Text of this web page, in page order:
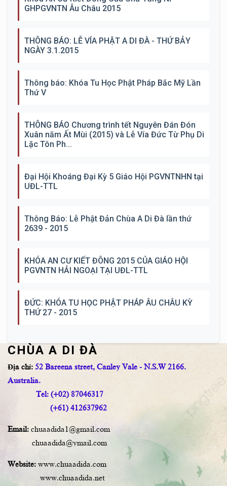
GHPGVNTN Âu Châu 2015
THÔNG BÁO: LỄ VÍA PHẬT A DI ĐÀ - THỨ BẢY
NGÀY 3.1.2015
Thông báo: Khóa Tu Học Phật Pháp Bắc Mỹ Lần
Thứ V
THÔNG BÁO Chương trình tết Nguyên Đán Đón
Xuân năm Ất Mùi (2015) và Lễ Vía Đức Từ Phụ Di
Lặc Tôn Ph...
Đại Hội Khoáng Đại Kỳ 5 Giáo Hội PGVNTNHN tại
UĐL-TTL
Thông Báo: Lễ Phật Đản Chùa A Di Đà lần thứ
2639 - 2015
KHÓA AN CƯ KIẾT ĐÔNG 2015 CỦA GIÁO HỘI
PGVNTN HẢI NGOẠI TẠI UĐL-TTL
ĐỨC: KHÓA TU HỌC PHẬT PHÁP ÂU CHÂU KỲ
THỨ 27 - 2015
CHÙA A DI ĐÀ
Địa chỉ: 52 Bareena street, Canley Vale - N.S.W 2166.
Australia.
Tel: (+02) 87046317
(+61) 412637962
Email: chuaadida1@gmail.com
chuaadida@ymail.com
Website: www.chuaadida.com
www.chuaadida.net